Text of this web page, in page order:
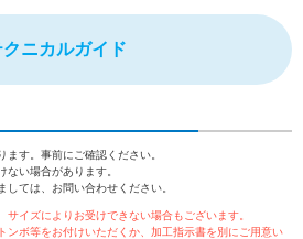
クニカルガイド
す。事前にご確認ください。
ない場合があります。
しては、お問い合わせください。
イズによりお受けできない場合もございます。
ボ等をお付けいただくか、加工指示書を別にご用意い